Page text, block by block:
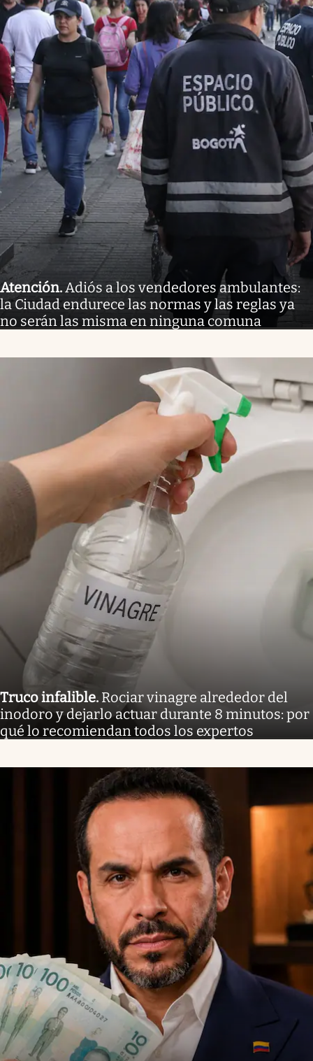
Atención.Adiós a los vendedores ambulantes:
la Ciudad endurece las normas y las reglas ya
no serán las misma en ninguna comuna
Truco infalible. Rociar vinagre alrededor del
inodoro y dejarlo actuar durante 8 minutos: por
qué lo recomiendan todos los expertos